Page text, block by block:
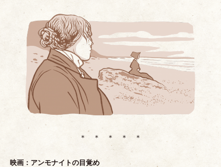
＊ ＊ ＊ ＊ ＊
映画：アンモナイトの目覚め